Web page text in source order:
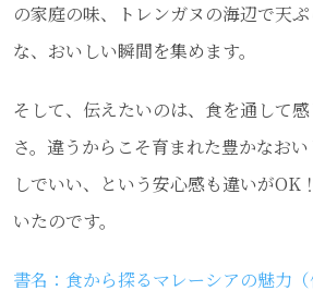
の家庭の味、トレンガヌの海辺で天
な、おいしい瞬間を集めます。
そして、伝えたいのは、食を通して
さ。違うからこそ育まれた豊かなお
しでいい、という安心感も違いがOK
いたのです。
書名：食から探るマレーシアの魅力（